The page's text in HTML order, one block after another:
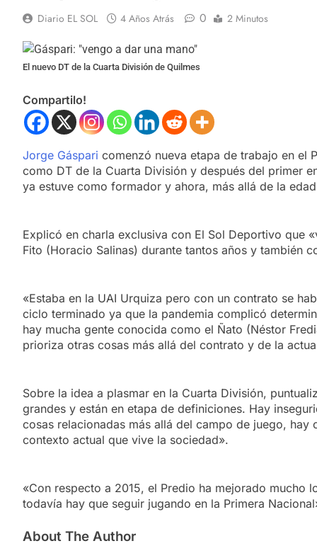
Diario EL SOL 4 Años Atrás 0 2 Minutos
El nuevo DT de la Cuarta División de Quilmes
Compartilo!
Jorge Gáspari comenzó nueva etapa de trabajo en el
como DT de la Cuarta División y después del primer
ya estuve como formador y ahora, más allá de la
Explicó en charla exclusiva con El Sol Deportivo que
Fito (Horacio Salinas) durante tantos años y también
«Estaba en la UAI Urquiza pero con un contrato se
ciclo terminado ya que la pandemia complicó
hay mucha gente conocida como el Ñato (Néstor
prioriza otras cosas más allá del contrato y de la
Sobre la idea a plasmar en la Cuarta División,
grandes y están en etapa de definiciones. Hay
cosas relacionadas más allá del campo de juego,
contexto actual que vive la sociedad».
«Con respecto a 2015, el Predio ha mejorado mucho
todavía hay que seguir jugando en la Primera
About The Author